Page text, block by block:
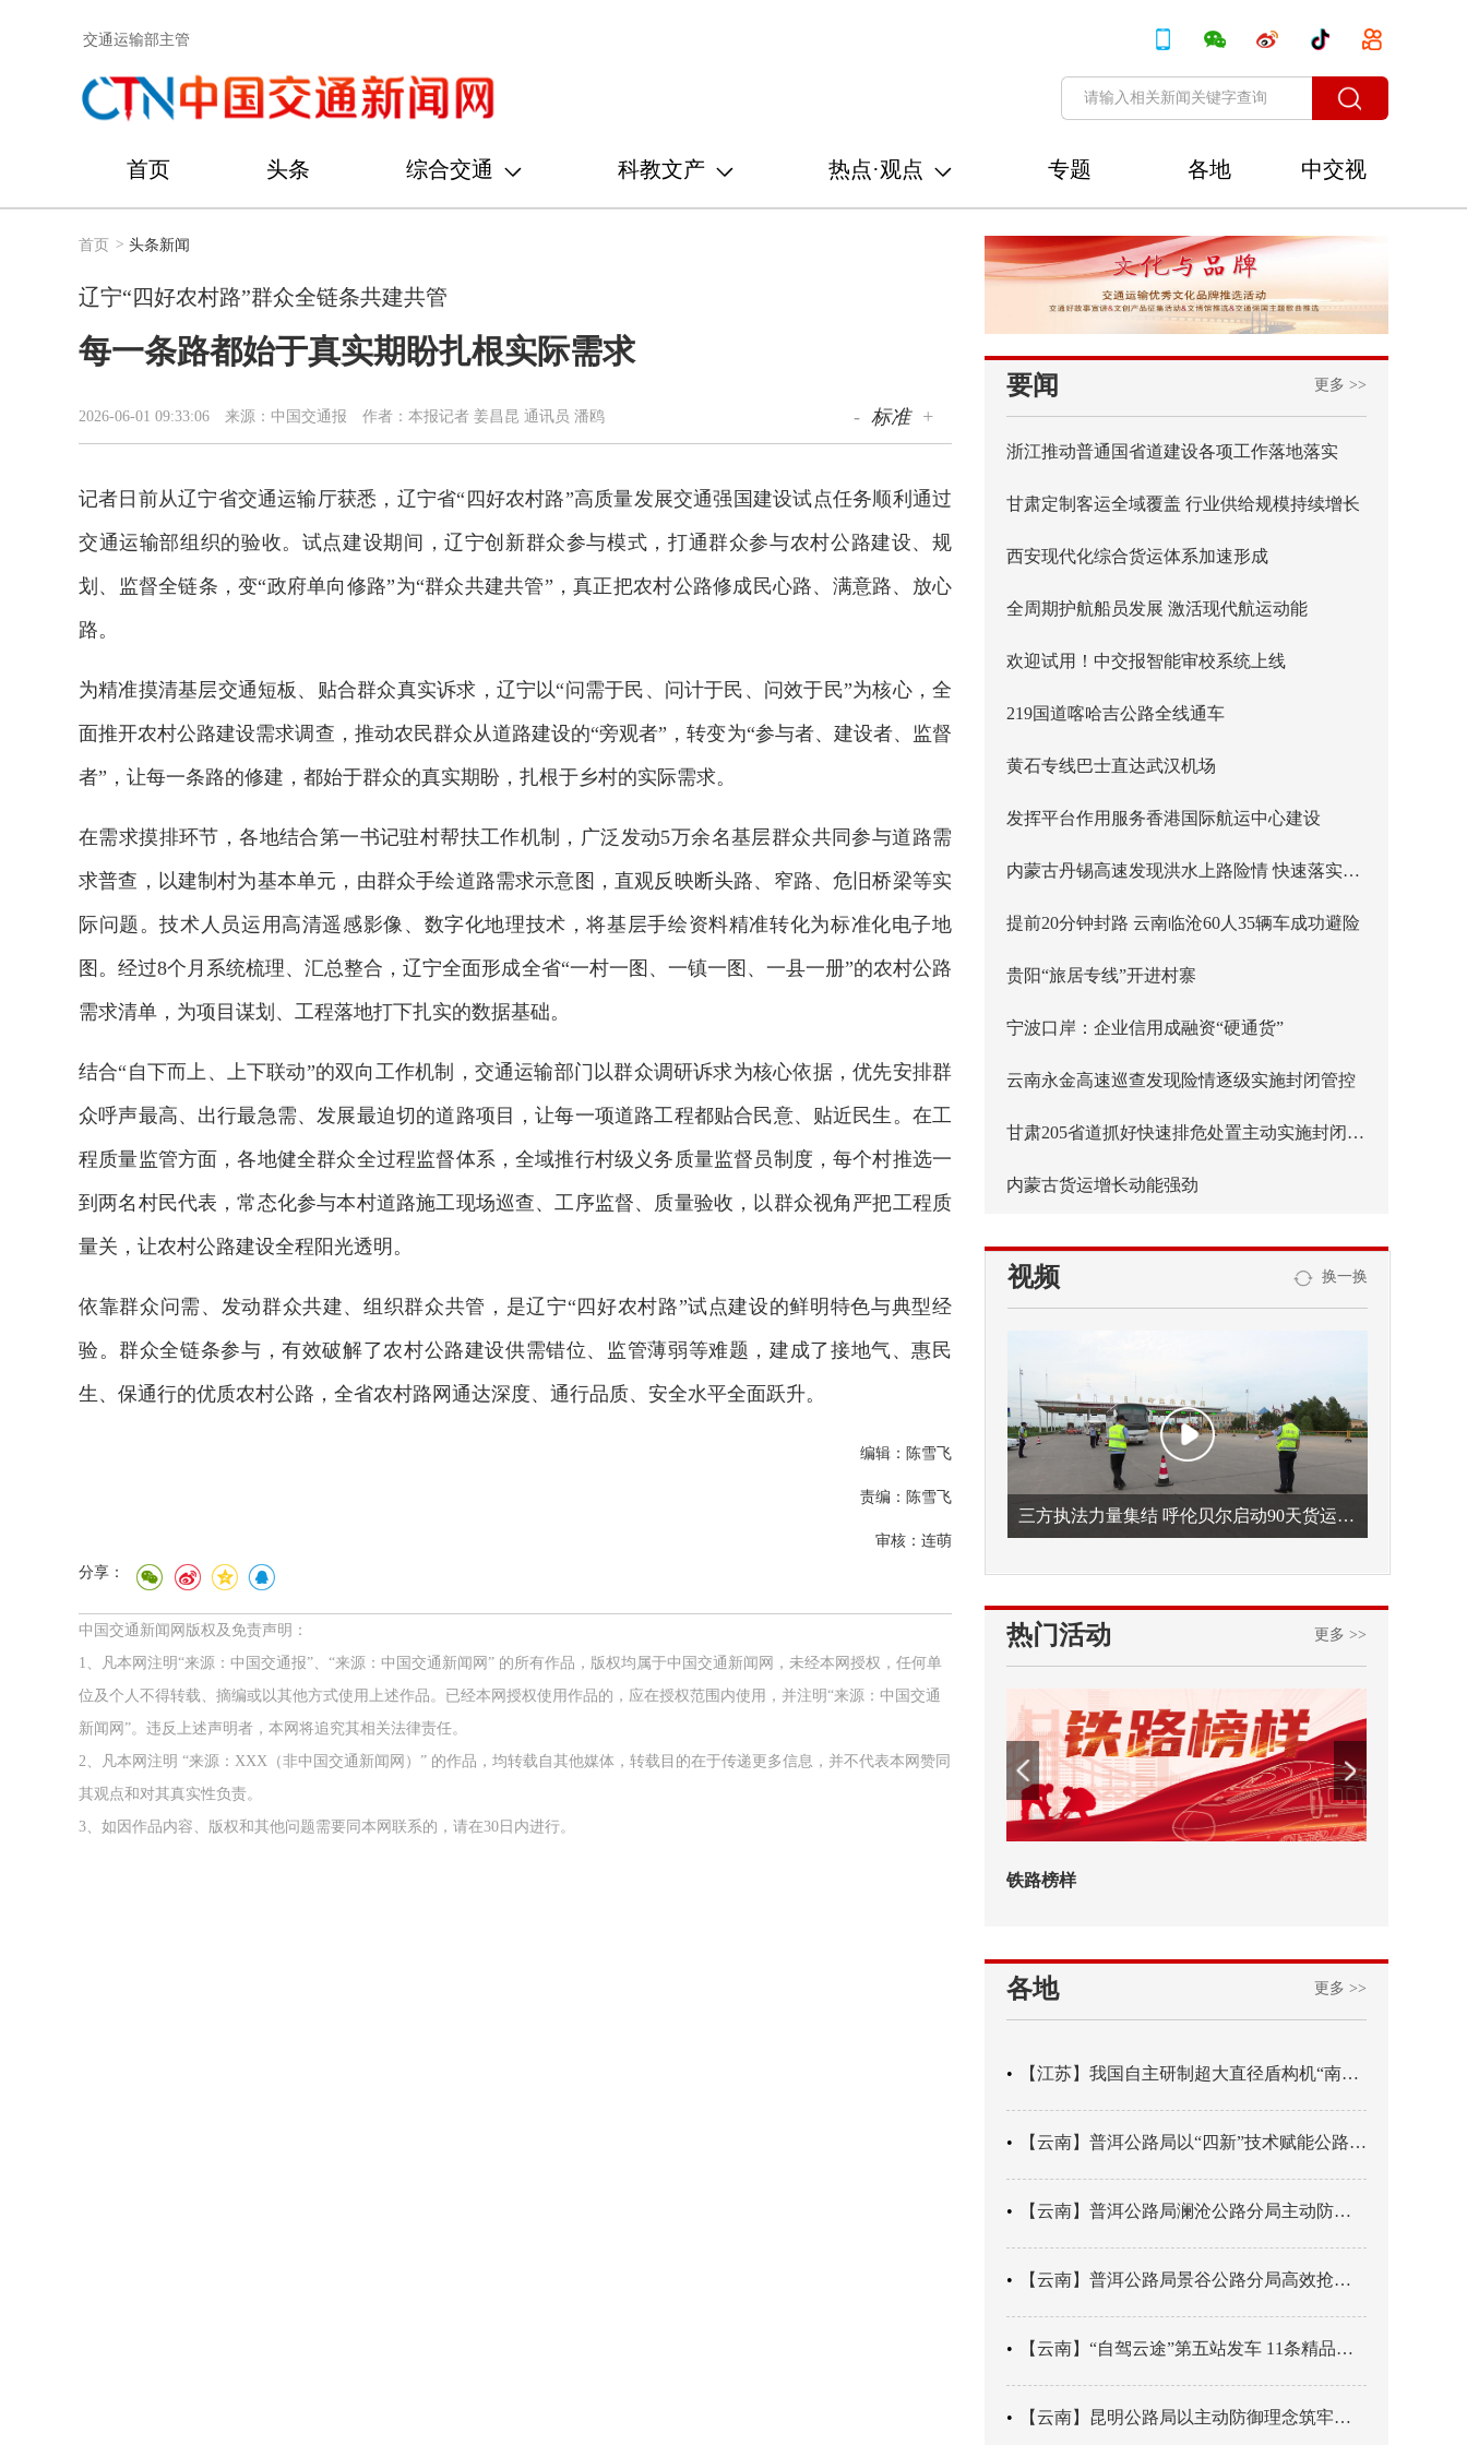
交通运输部主管
首页 头条 综合交通 科教文产 热点·观点 专题 各地
中交视
讯
首页 > 头条新闻
辽宁“四好农村路”群众全链条共建共管
每一条路都始于真实期盼扎根实际需求
2026-06-01 09:33:06 来源：中国交通报 作者：本报记者 姜昌昆 通讯员 潘鸥 - 标准 +
记者日前从辽宁省交通运输厅获悉，辽宁省“四好农村路”高质量发展交通强国建设试点任务顺利通过
交通运输部组织的验收。试点建设期间，辽宁创新群众参与模式，打通群众参与农村公路建设、规
划、监督全链条，变“政府单向修路”为“群众共建共管”，真正把农村公路修成民心路、满意路、放心
路。
为精准摸清基层交通短板、贴合群众真实诉求，辽宁以“问需于民、问计于民、问效于民”为核心，全
面推开农村公路建设需求调查，推动农民群众从道路建设的“旁观者”，转变为“参与者、建设者、监督
者”，让每一条路的修建，都始于群众的真实期盼，扎根于乡村的实际需求。
在需求摸排环节，各地结合第一书记驻村帮扶工作机制，广泛发动5万余名基层群众共同参与道路需
求普查，以建制村为基本单元，由群众手绘道路需求示意图，直观反映断头路、窄路、危旧桥梁等实
际问题。技术人员运用高清遥感影像、数字化地理技术，将基层手绘资料精准转化为标准化电子地
图。经过8个月系统梳理、汇总整合，辽宁全面形成全省“一村一图、一镇一图、一县一册”的农村公路
需求清单，为项目谋划、工程落地打下扎实的数据基础。
结合“自下而上、上下联动”的双向工作机制，交通运输部门以群众调研诉求为核心依据，优先安排群
众呼声最高、出行最急需、发展最迫切的道路项目，让每一项道路工程都贴合民意、贴近民生。在工
程质量监管方面，各地健全群众全过程监督体系，全域推行村级义务质量监督员制度，每个村推选一
到两名村民代表，常态化参与本村道路施工现场巡查、工序监督、质量验收，以群众视角严把工程质
量关，让农村公路建设全程阳光透明。
依靠群众问需、发动群众共建、组织群众共管，是辽宁“四好农村路”试点建设的鲜明特色与典型经
验。群众全链条参与，有效破解了农村公路建设供需错位、监管薄弱等难题，建成了接地气、惠民
生、保通行的优质农村公路，全省农村路网通达深度、通行品质、安全水平全面跃升。
编辑：陈雪飞
责编：陈雪飞
审核：连萌
分享：
中国交通新闻网版权及免责声明：
1、凡本网注明“来源：中国交通报”、“来源：中国交通新闻网” 的所有作品，版权均属于中国交通新闻网，未经本网授权，任何单
位及个人不得转载、摘编或以其他方式使用上述作品。已经本网授权使用作品的，应在授权范围内使用，并注明“来源：中国交通
新闻网”。违反上述声明者，本网将追究其相关法律责任。
2、凡本网注明 “来源：XXX（非中国交通新闻网）” 的作品，均转载自其他媒体，转载目的在于传递更多信息，并不代表本网赞同
其观点和对其真实性负责。
3、如因作品内容、版权和其他问题需要同本网联系的，请在30日内进行。
要闻 更多 >>
浙江推动普通国省道建设各项工作落地落实
甘肃定制客运全域覆盖 行业供给规模持续增长
西安现代化综合货运体系加速形成
全周期护航船员发展 激活现代航运动能
欢迎试用！中交报智能审校系统上线
219国道喀哈吉公路全线通车
黄石专线巴士直达武汉机场
发挥平台作用服务香港国际航运中心建设
内蒙古丹锡高速发现洪水上路险情 快速落实主线封闭管控
提前20分钟封路 云南临沧60人35辆车成功避险
贵阳“旅居专线”开进村寨
宁波口岸：企业信用成融资“硬通货”
云南永金高速巡查发现险情逐级实施封闭管控
甘肃205省道抓好快速排危处置主动实施封闭管控
内蒙古货运增长动能强劲
视频 换一换
三方执法力量集结 呼伦贝尔启动90天货运车辆违法专项整治
热门活动 更多 >>
铁路榜样
各地 更多 >>
【江苏】我国自主研制超大直径盾构机“南湖号”在常熟下线
【云南】普洱公路局以“四新”技术赋能公路养护
【云南】普洱公路局澜沧公路分局主动防御成功处置214国道山体崩塌险情
【云南】普洱公路局景谷公路分局高效抢通紧急送医村路
【云南】“自驾云途”第五站发车 11条精品线路串起全域风光
【云南】昆明公路局以主动防御理念筑牢汛期安全防线